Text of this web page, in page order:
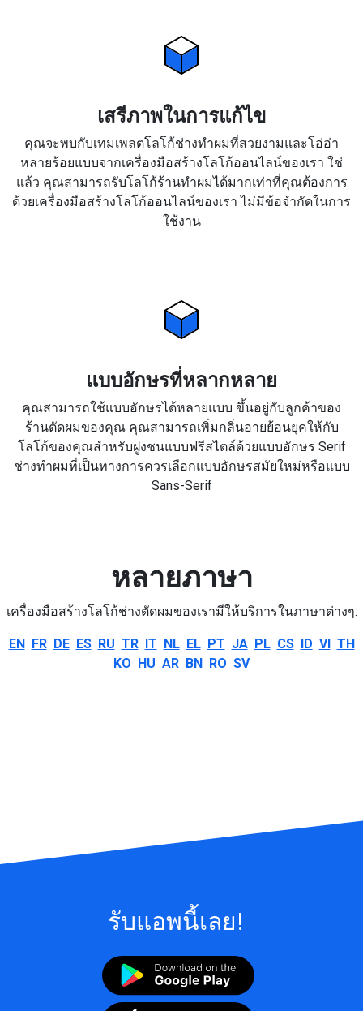
เสรีภาพในการแก้ไข
คุณจะพบกับเทมเพลตโลโก้ช่างทำผมที่สวยงามและโอ่อ่า
หลายร้อยแบบจากเครื่องมือสร้างโลโก้ออนไลน์ของเรา ใช่
แล้ว คุณสามารถรับโลโก้ร้านทำผมได้มากเท่าที่คุณต้องการ
ด้วยเครื่องมือสร้างโลโก้ออนไลน์ของเรา ไม่มีข้อจำกัดในการ
ใช้งาน
แบบอักษรที่หลากหลาย
คุณสามารถใช้แบบอักษรได้หลายแบบ ขึ้นอยู่กับลูกค้าของ
ร้านตัดผมของคุณ คุณสามารถเพิ่มกลิ่นอายย้อนยุคให้กับ
โลโก้ของคุณสำหรับฝูงชนแบบฟรีสไตล์ด้วยแบบอักษร Serif
ช่างทำผมที่เป็นทางการควรเลือกแบบอักษรสมัยใหม่หรือแบบ
Sans-Serif
หลายภาษา
เครื่องมือสร้างโลโก้ช่างตัดผมของเรามีให้บริการในภาษาต่างๆ:
EN FR DE ES RU TR IT NL EL PT JA PL CS ID VI TH
KO HU AR BN RO SV
รับแอพนี้เลย!